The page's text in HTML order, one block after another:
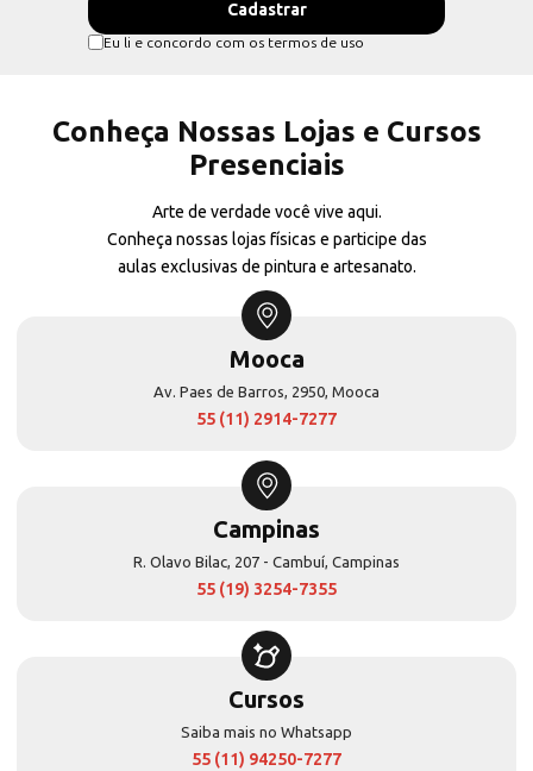
Eu li e concordo com os termos de uso
Conheça Nossas Lojas e Cursos
Presenciais
Arte de verdade você vive aqui.
Conheça nossas lojas físicas e participe das
aulas exclusivas de pintura e artesanato.
Mooca
Av. Paes de Barros, 2950, Mooca
55 (11) 2914-7277
Campinas
R. Olavo Bilac, 207 - Cambuí, Campinas
55 (19) 3254-7355
Cursos
Saiba mais no Whatsapp
55 (11) 94250-7277